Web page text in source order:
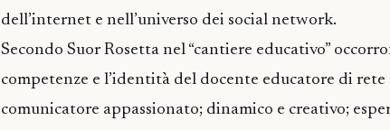
dell’internet e nell’universo dei social network.
Secondo Suor Rosetta nel “cantiere educativo”
competenze e l’identità del docente educatore di
comunicatore appassionato; dinamico e creativo;